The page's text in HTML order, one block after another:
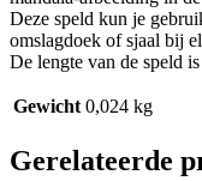
Deze speld kun je
omslagdoek of sjaal bij
De lengte van de speld
Gewicht 0,024 kg
Gerelateerde